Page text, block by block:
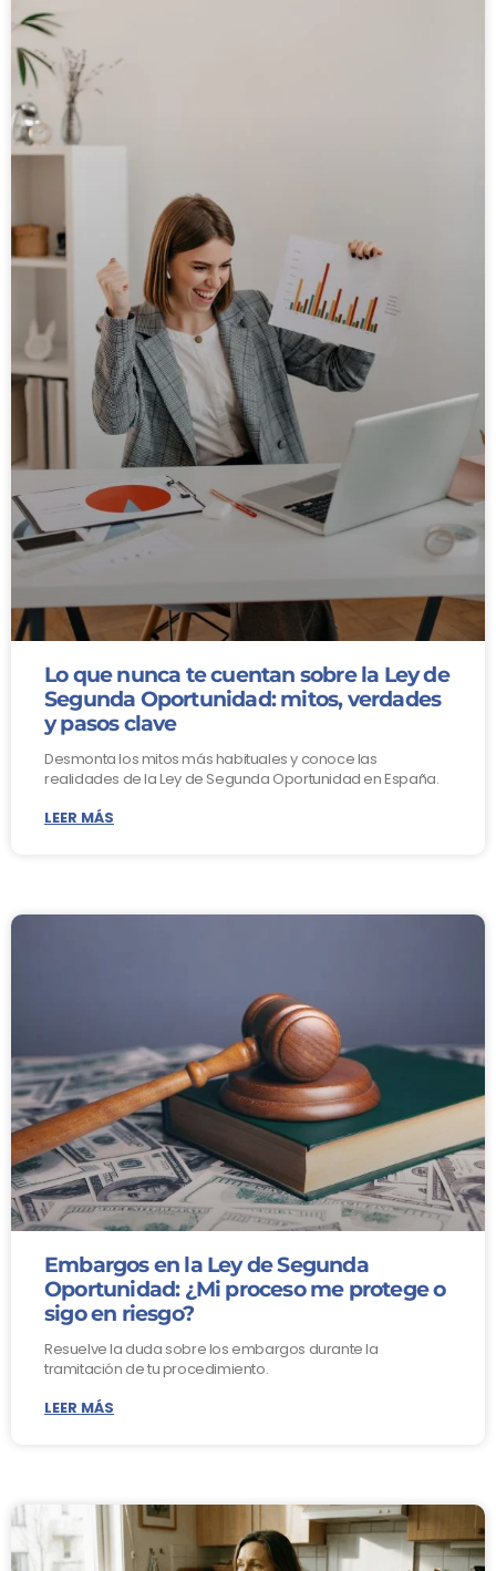
Lo que nunca te cuentan sobre la Ley de
Segunda Oportunidad: mitos, verdades
y pasos clave
Desmonta los mitos más habituales y conoce las
realidades de la Ley de Segunda Oportunidad en España.
LEER MÁS
Embargos en la Ley de Segunda
Oportunidad: ¿Mi proceso me protege o
sigo en riesgo?
Resuelve la duda sobre los embargos durante la
tramitación de tu procedimiento.
LEER MÁS